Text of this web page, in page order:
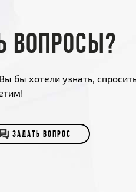
вопросы?
бы хотели узнать,
ЗАДАТЬ ВОПРОС